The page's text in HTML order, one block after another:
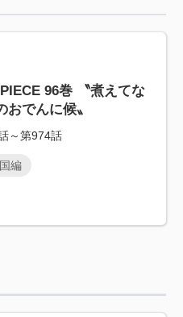
96巻 〝煮えてな
おでんに候〟
～第974話
編